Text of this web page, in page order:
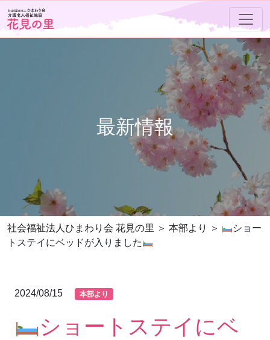
最新情報
社会福祉法人ひまわり会 花見の里 本部より
ショー
トステイにベッドが入りました
2024/08/15 本部より
ショートステイにベ